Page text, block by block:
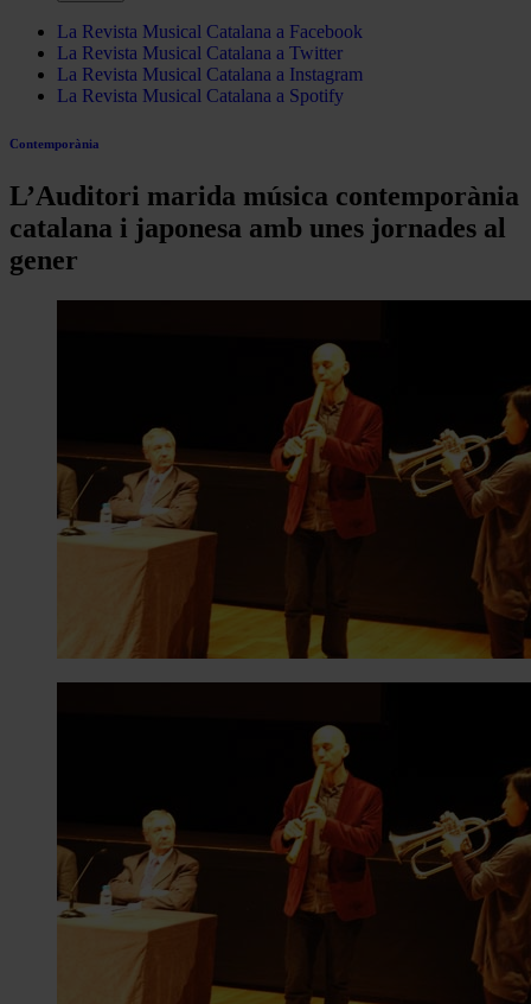
La Revista Musical Catalana a Facebook
La Revista Musical Catalana a Twitter
La Revista Musical Catalana a Instagram
La Revista Musical Catalana a Spotify
Contemporània
L’Auditori marida música contemporània
catalana i japonesa amb unes jornades al
gener